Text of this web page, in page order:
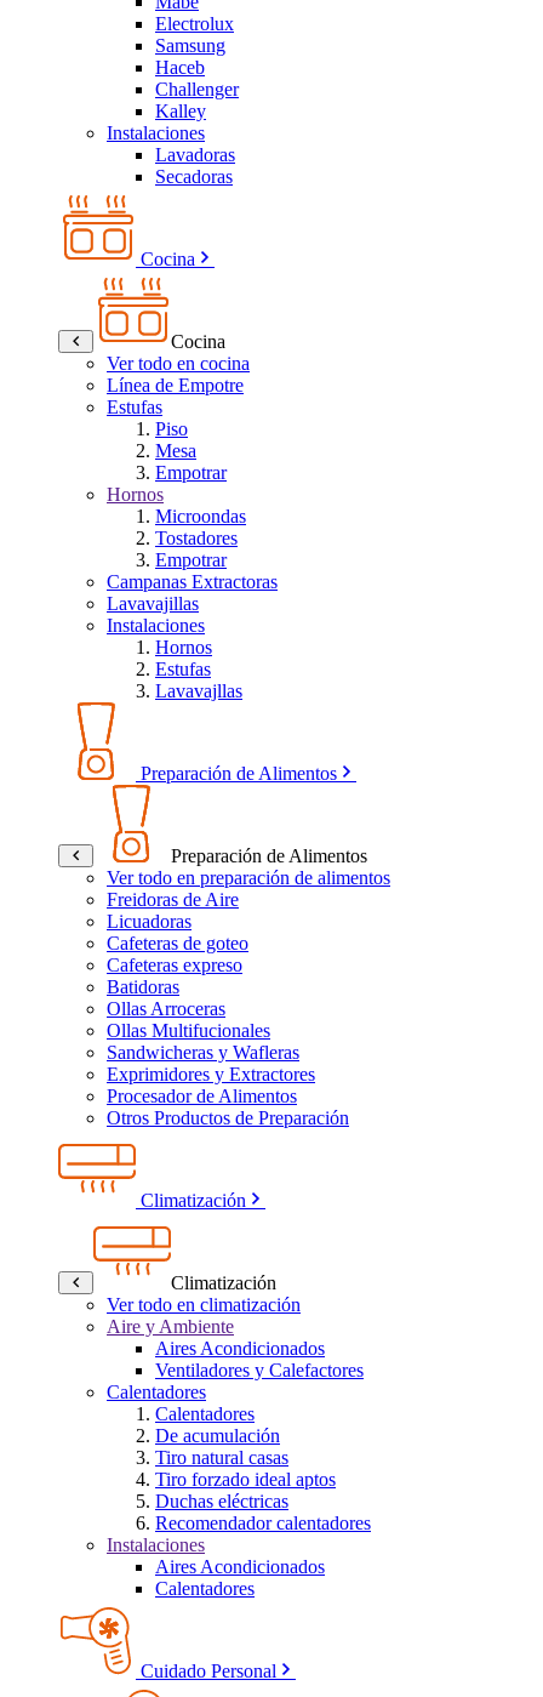
Electrolux
Samsung
Haceb
Challenger
Kalley
Instalaciones
Lavadoras
Secadoras
Cocina
Cocina
Ver todo en cocina
Línea de Empotre
Estufas
Piso
Mesa
Empotrar
Hornos
Microondas
Tostadores
Empotrar
Campanas Extractoras
Lavavajillas
Instalaciones
Hornos
Estufas
Lavavajllas
Preparación de Alimentos
Preparación de Alimentos
Ver todo en preparación de alimentos
Freidoras de Aire
Licuadoras
Cafeteras de goteo
Cafeteras expreso
Batidoras
Ollas Arroceras
Ollas Multifucionales
Sandwicheras y Wafleras
Exprimidores y Extractores
Procesador de Alimentos
Otros Productos de Preparación
Climatización
Climatización
Ver todo en climatización
Aire y Ambiente
Aires Acondicionados
Ventiladores y Calefactores
Calentadores
Calentadores
De acumulación
Tiro natural casas
Tiro forzado ideal aptos
Duchas eléctricas
Recomendador calentadores
Instalaciones
Aires Acondicionados
Calentadores
Cuidado Personal